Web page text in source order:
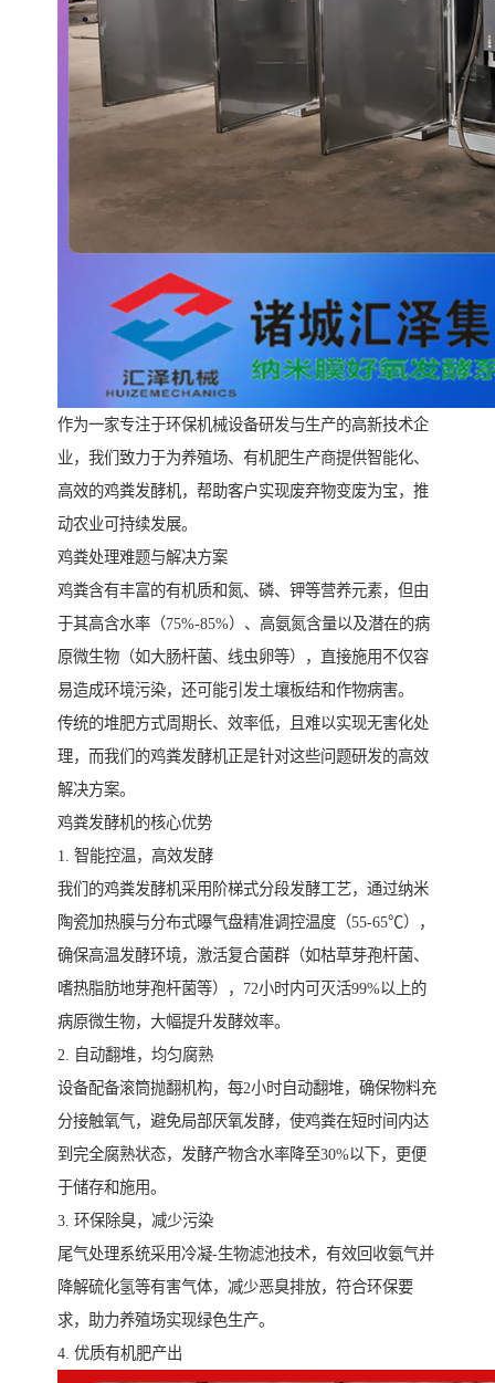
作为一家专注于环保机械设备研发与生产的高新技术企
业，我们致力于为养殖场、有机肥生产商提供智能化、
高效的鸡粪发酵机，帮助客户实现废弃物变废为宝，推
动农业可持续发展。
鸡粪处理难题与解决方案
鸡粪含有丰富的有机质和氮、磷、钾等营养元素，但由
于其高含水率（75%-85%）、高氨氮含量以及潜在的病
原微生物（如大肠杆菌、线虫卵等），直接施用不仅容
易造成环境污染，还可能引发土壤板结和作物病害。
传统的堆肥方式周期长、效率低，且难以实现无害化处
理，而我们的鸡粪发酵机正是针对这些问题研发的高效
解决方案。
鸡粪发酵机的核心优势
1. 智能控温，高效发酵
我们的鸡粪发酵机采用阶梯式分段发酵工艺，通过纳米
陶瓷加热膜与分布式曝气盘精准调控温度（55-65℃），
确保高温发酵环境，激活复合菌群（如枯草芽孢杆菌、
嗜热脂肪地芽孢杆菌等），72小时内可灭活99%以上的
病原微生物，大幅提升发酵效率。
2. 自动翻堆，均匀腐熟
设备配备滚筒抛翻机构，每2小时自动翻堆，确保物料充
分接触氧气，避免局部厌氧发酵，使鸡粪在短时间内达
到完全腐熟状态，发酵产物含水率降至30%以下，更便
于储存和施用。
3. 环保除臭，减少污染
尾气处理系统采用冷凝-生物滤池技术，有效回收氨气并
降解硫化氢等有害气体，减少恶臭排放，符合环保要
求，助力养殖场实现绿色生产。
4. 优质有机肥产出